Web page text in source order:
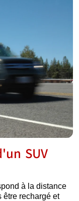
SUV
à la distance
être rechargé et